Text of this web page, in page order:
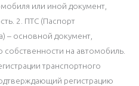
или иной документ,
2. ПТС (Паспорт
– основной документ,
на автомобиль.
транспортного
регистрацию